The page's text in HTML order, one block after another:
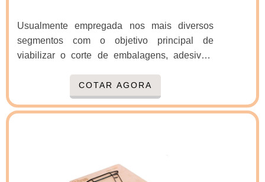
Usualmente empregada nos mais diversos
segmentos com o objetivo principal de
viabilizar o corte de embalagens, adesivos,
quebra-cabeças, peças de vacuum forming,
juntas, dentre outras peças, as facas graficas
são consideradas uma ferramenta
dois elementos: a matriz que leva o nome da
COTAR AGORA